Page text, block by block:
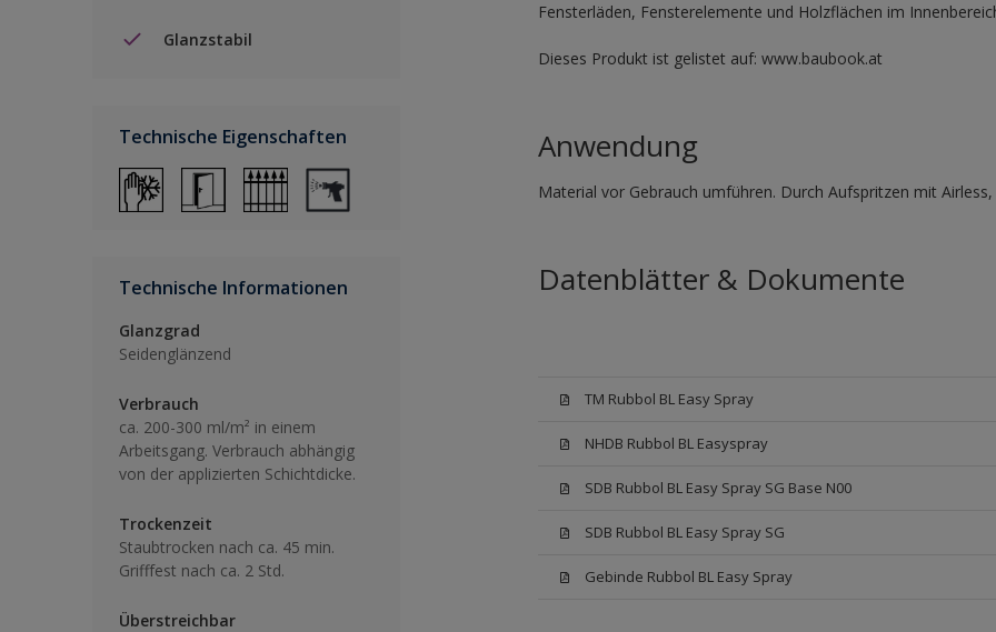
Glanzstabil
Technische Eigenschaften
Technische Informationen
Glanzgrad
Seidenglänzend
Verbrauch
ca. 200-300 ml/m² in einem
Arbeitsgang. Verbrauch abhängig
von der applizierten Schichtdicke.
Trockenzeit
Staubtrocken nach ca. 45 min.
Grifffest nach ca. 2 Std.
Überstreichbar
Fensterläden, Fensterelemente und Holzflächen im
Dieses Produkt ist gelistet auf: www.baubook.at
Anwendung
Material vor Gebrauch umführen. Durch Aufspritzen mit
Datenblätter & Dokumente
TM Rubbol BL Easy Spray
NHDB Rubbol BL Easyspray
SDB Rubbol BL Easy Spray SG Base N00
SDB Rubbol BL Easy Spray SG
Gebinde Rubbol BL Easy Spray